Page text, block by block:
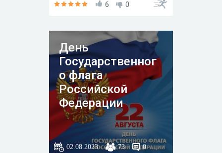
сломалась и не угасла до
6 0
День
Государственног
о флага
Российской
Федерации
02.08.2023 73 0